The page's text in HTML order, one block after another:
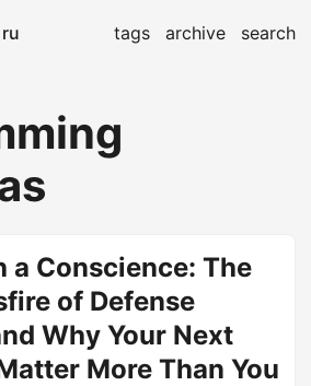
ru tags archive search
a Conscience: The
of Defense
Why Your Next
More Than You